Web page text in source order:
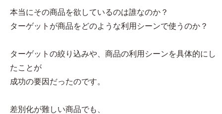
本当にその商品を欲しているのは誰なのか？
ターゲットが商品をどのような利用シーンで使うのか？
ターゲットの絞り込みや、商品の利用シーンを具体的にし
たことが
成功の要因だったのです。
差別化が難しい商品でも、